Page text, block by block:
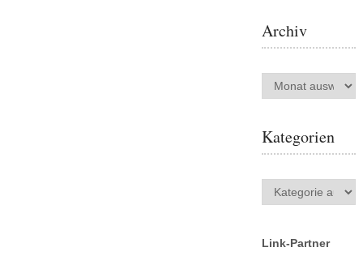
Archiv
Archiv
Kategorien
Kategorien
Link-Partner